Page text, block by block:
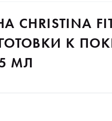
CHRISTINA
К
МЛ